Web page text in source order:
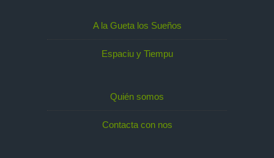
A la Gueta los Sueños
Espaciu y Tiempu
Quién somos
Contacta con nos